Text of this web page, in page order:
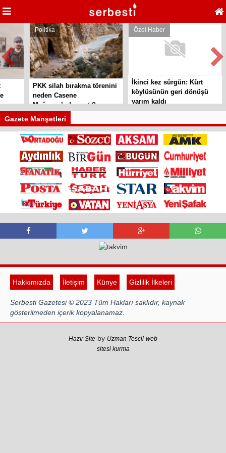
Politika
PKK silah bırakma törenini
neden Casene
Mağarası’nda yaptı?
Özel Haber
İkinci kez sürgün: Kürt
köylüsünün geri dönüşü
yarım kaldı
Gazete Manşetleri
Hakkımızda İletişim Künye Gizlilik İlkeleri
Serbesti Gazetesi © 2023 Tüm Hakları saklıdır, kaynak
gösterilmeden içerik kopyalanamaz.
Hazır Site by Uzman Tescil web
sitesi kurma